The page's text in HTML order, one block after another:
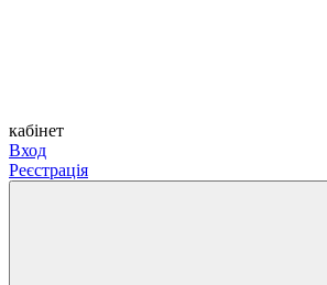
кабінет
Вход
Реєстрація